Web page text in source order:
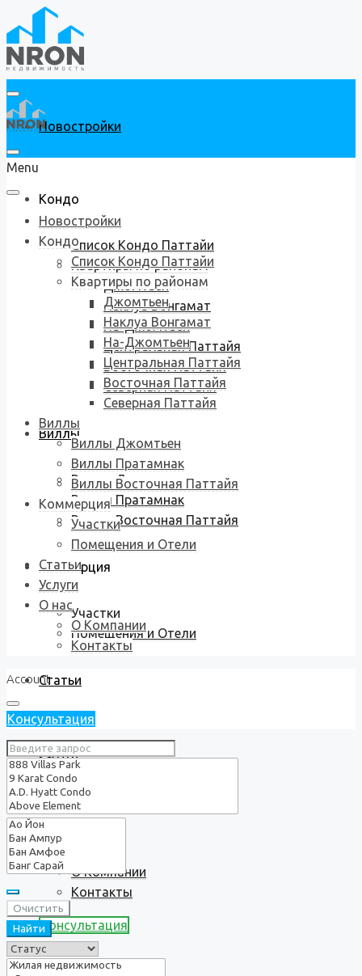
Новостройки
Кондо
Список Кондо Паттайи
Квартиры по районам
Джомтьен
Наклуа Вонгамат
На-Джомтьен
Центральная Паттайя
Восточная Паттайя
Северная Паттайя
Виллы
Виллы Джомтьен
Виллы Пратамнак
Виллы Восточная Паттайя
Коммерция
Участки
Помещения и Отели
Статьи
Услуги
О нас
О Компании
Контакты
Консультация
Menu
Новостройки
Кондо
Список Кондо Паттайи
Квартиры по районам
Джомтьен
Наклуа Вонгамат
На-Джомтьен
Центральная Паттайя
Восточная Паттайя
Северная Паттайя
Виллы
Виллы Джомтьен
Виллы Пратамнак
Виллы Восточная Паттайя
Коммерция
Участки
Помещения и Отели
Статьи
Услуги
О нас
О Компании
Контакты
Account
Консультация
Очистить
Найти